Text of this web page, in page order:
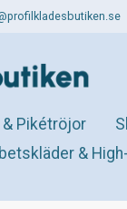
Pikétröjor
&